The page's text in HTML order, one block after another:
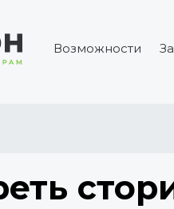
Возможности